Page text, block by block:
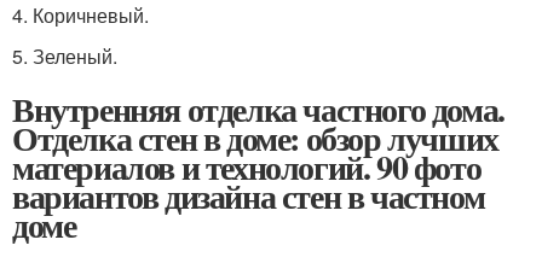
4.​ Коричневый.
5.​ Зеленый.
Внутренняя отделка частного дома.
Отделка стен в доме: обзор лучших
материалов и технологий. 90 фото
вариантов дизайна стен в частном
доме